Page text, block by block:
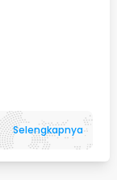
Selengkapnya